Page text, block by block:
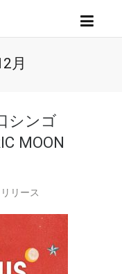
月
シンゴ
MOON
リリース